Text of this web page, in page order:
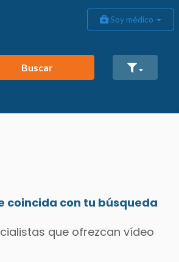
Soy médico
Buscar
coincida con tu búsqueda
que ofrezcan vídeo